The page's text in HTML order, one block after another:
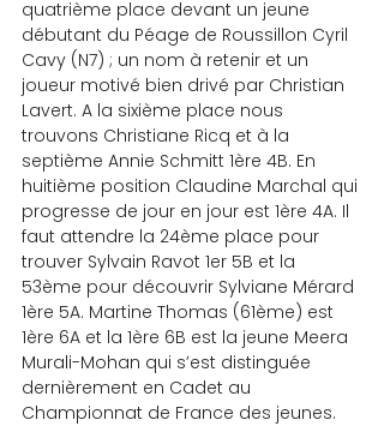
quatrième place devant un jeune
débutant du Péage de Roussillon Cyril
Cavy (N7) ; un nom à retenir et un
joueur motivé bien drivé par Christian
Lavert. A la sixième place nous
trouvons Christiane Ricq et à la
septième Annie Schmitt 1ère 4B. En
huitième position Claudine Marchal qui
progresse de jour en jour est 1ère 4A. Il
faut attendre la 24ème place pour
trouver Sylvain Ravot 1er 5B et la
53ème pour découvrir Sylviane Mérard
1ère 5A. Martine Thomas (61ème) est
1ère 6A et la 1ère 6B est la jeune Meera
Murali-Mohan qui s’est distinguée
dernièrement en Cadet au
Championnat de France des jeunes.